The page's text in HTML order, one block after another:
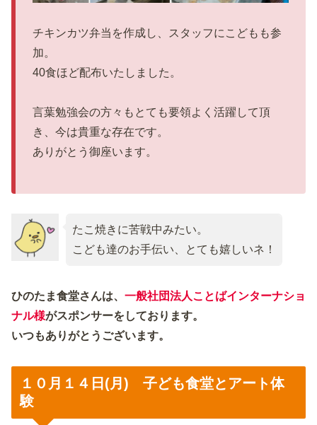
チキンカツ弁当を作成し、スタッフにこどもも参
加。
40食ほど配布いたしました。
言葉勉強会の方々もとても要領よく活躍して頂
き、今は貴重な存在です。
ありがとう御座います。
たこ焼きに苦戦中みたい。
こども達のお手伝い、とても嬉しいネ！
ひのたま食堂さんは、 一般社団法人ことばインターナショ
ナル様がスポンサーをしております。
いつもありがとうございます。
１０月１４日(月) 子ども食堂とアート体
験